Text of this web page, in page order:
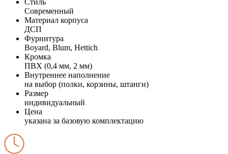
Современный
Материал корпуса
ДСП
Фурнитура
Boyard, Blum, Hettich
Кромка
ПВХ (0,4 мм, 2 мм)
Внутреннее наполнение
на выбор (полки, корзины, штанги)
Размер
индивидуальный
Цена
указана за базовую комплектацию